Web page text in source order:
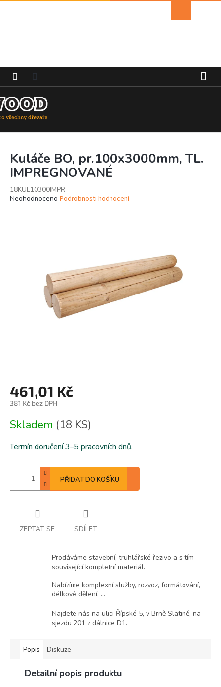
Přejít
košík
Kuláče BO, pr.100x3000mm, TL.
IMPREGNOVANÉ
18KUL10300IMPR
Průměrné
Neohodnoceno Podrobnosti hodnocení
461,01 Kč
381 Kč bez DPH
cena:
Skladem (18 KS)
Termín doručení 3–5 pracovních dnů.
PŘIDAT DO KOŠÍKU
ZEPTAT SE SDÍLET
Prodáváme stavební, truhlářské řezivo a s tím
související kompletní materiál.
Nabízíme komplexní služby, rozvoz, formátování,
délkové dělení, ...
Najdete nás na ulici Řípské 5, v Brně Slatině, na
sjezdu 201 z dálnice D1.
Popis Diskuze
Detailní popis produktu